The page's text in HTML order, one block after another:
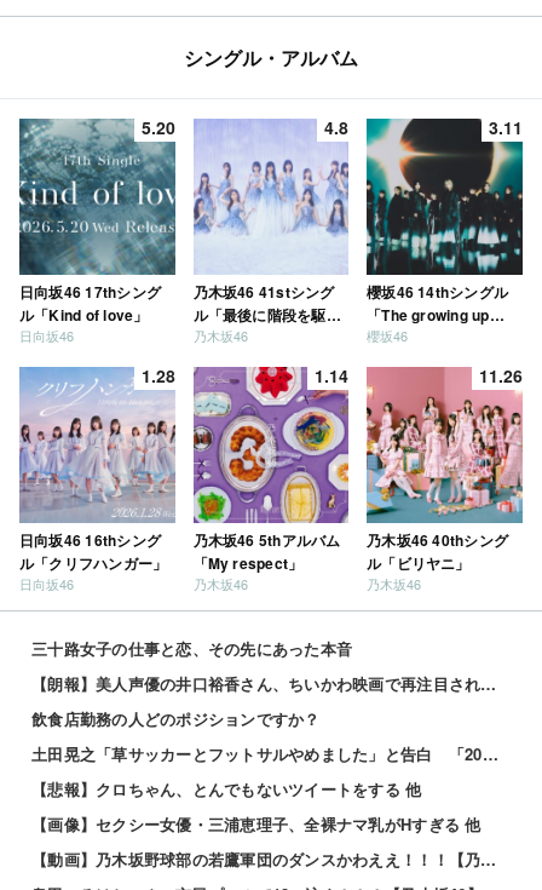
シングル・アルバム
5.20
日向坂46 17thシング
ル「Kind of love」
日向坂46
4.8
乃木坂46 41stシング
ル「最後に階段を駆け
上がったのはいつ
乃木坂46
3.11
櫻坂46 14thシングル
「The growing up
train」
櫻坂46
1.28
日向坂46 16thシング
ル「クリフハンガー」
日向坂46
1.14
乃木坂46 5thアルバム
「My respect」
乃木坂46
11.26
乃木坂46 40thシング
ル「ビリヤニ」
乃木坂46
三十路女子の仕事と恋、その先にあった本音
【朗報】美人声優の井口裕香さん、ちいかわ映画で再注目されるｗｗｗｗ
飲食店勤務の人どのポジションですか？
土田晃之「草サッカーとフットサルやめました」と告白 「20代の若手が来るんです。つまんなくて」 他
【悲報】クロちゃん、とんでもないツイートをする 他
【画像】セクシー女優・三浦恵理子、全裸ナマ乳がHすぎる 他
【動画】乃木坂野球部の若鷹軍団のダンスかわええ！！！【乃木坂46】